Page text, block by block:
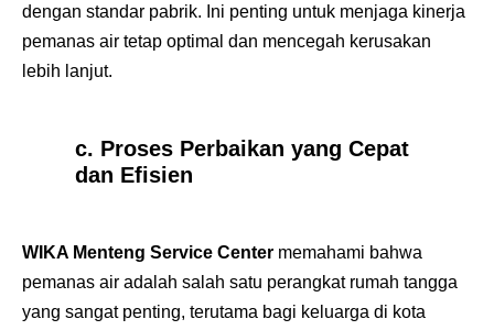
dengan standar pabrik. Ini penting untuk menjaga kinerja
pemanas air tetap optimal dan mencegah kerusakan
lebih lanjut.
c. Proses Perbaikan yang Cepat
dan Efisien
WIKA Menteng Service Center memahami bahwa
pemanas air adalah salah satu perangkat rumah tangga
yang sangat penting, terutama bagi keluarga di kota